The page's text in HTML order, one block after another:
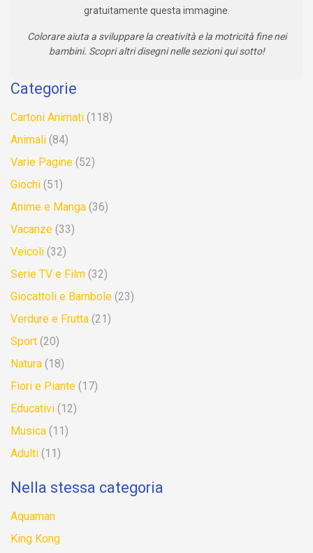
gratuitamente questa immagine.
Colorare aiuta a sviluppare la creatività e la motricità fine nei
bambini. Scopri altri disegni nelle sezioni qui sotto!
Categorie
Cartoni Animati (118)
Animali (84)
Varie Pagine (52)
Giochi (51)
Anime e Manga (36)
Vacanze (33)
Veicoli (32)
Serie TV e Film (32)
Giocattoli e Bambole (23)
Verdure e Frutta (21)
Sport (20)
Natura (18)
Fiori e Piante (17)
Educativi (12)
Musica (11)
Adulti (11)
Nella stessa categoria
Aquaman
King Kong